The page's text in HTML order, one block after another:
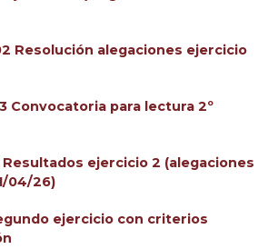
Resolución alegaciones ejercicio
Convocatoria para lectura 2º
ejercicio 2 (alegaciones
04/26)
ejercicio con criterios